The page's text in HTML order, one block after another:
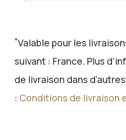
*Valable pour les
suivant : France. Plus
de livraison dans
: Conditions de livraison